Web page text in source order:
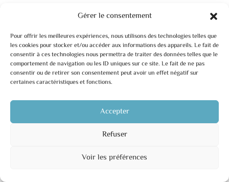
Gérer le consentement
Pour offrir les meilleures expériences, nous utilisons des technologies telles que
les cookies pour stocker et/ou accéder aux informations des appareils. Le fait de
consentir à ces technologies nous permettra de traiter des données telles que le
comportement de navigation ou les ID uniques sur ce site. Le fait de ne pas
consentir ou de retirer son consentement peut avoir un effet négatif sur
certaines caractéristiques et fonctions.
Accepter
Refuser
Voir les préférences